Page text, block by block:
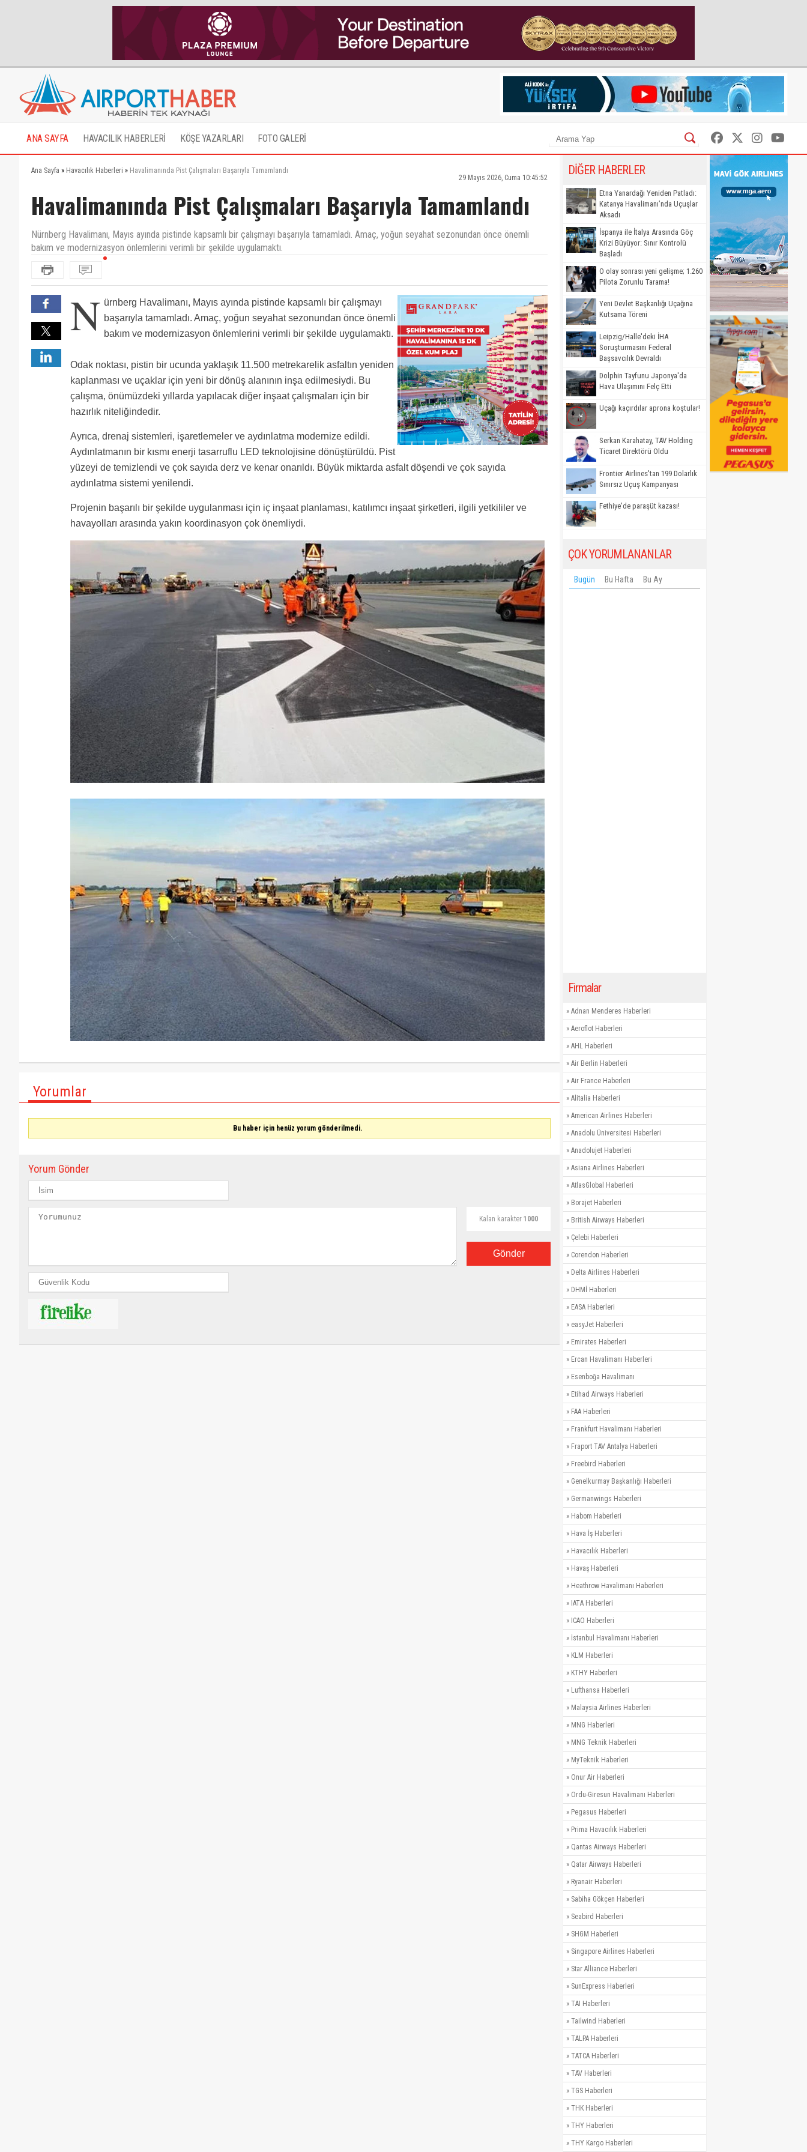
ANA SAYFA HAVACILIK HABERLERİ KÖŞE YAZARLARI FOTO GALERİ
Ana Sayfa » Havacılık Haberleri » Havalimanında Pist Çalışmaları Başarıyla Tamamlandı
29 Mayıs 2026, Cuma 10:45:52
Havalimanında Pist Çalışmaları Başarıyla Tamamlandı
Nürnberg Havalimanı, Mayıs ayında pistinde kapsamlı bir çalışmayı başarıyla tamamladı. Amaç, yoğun seyahat sezonundan önce önemli
bakım ve modernizasyon önlemlerini verimli bir şekilde uygulamaktı.
N ürnberg Havalimanı, Mayıs ayında pistinde kapsamlı bir çalışmayı
başarıyla tamamladı. Amaç, yoğun seyahat sezonundan önce önemli
bakım ve modernizasyon önlemlerini verimli bir şekilde uygulamaktı.
Odak noktası, pistin bir ucunda yaklaşık 11.500 metrekarelik asfaltın yeniden
kaplanması ve uçaklar için yeni bir dönüş alanının inşa edilmesiydi. Bu
çalışma, önümüzdeki yıllarda yapılacak diğer inşaat çalışmaları için bir
hazırlık niteliğindedir.
Ayrıca, drenaj sistemleri, işaretlemeler ve aydınlatma modernize edildi.
Aydınlatmanın bir kısmı enerji tasarruflu LED teknolojisine dönüştürüldü. Pist
yüzeyi de temizlendi ve çok sayıda derz ve kenar onarıldı. Büyük miktarda asfalt döşendi ve çok sayıda
aydınlatma sistemi yenilendi.
Projenin başarılı bir şekilde uygulanması için iç inşaat planlaması, katılımcı inşaat şirketleri, ilgili yetkililer ve
havayolları arasında yakın koordinasyon çok önemliydi.
Yorumlar
Bu haber için henüz yorum gönderilmedi.
Yorum Gönder
Kalan karakter 1000
Gönder
DİĞER HABERLER
Etna Yanardağı Yeniden Patladı:
Katanya Havalimanı’nda Uçuşlar
Aksadı
İspanya ile İtalya Arasında Göç
Krizi Büyüyor: Sınır Kontrolü
Başladı
O olay sonrası yeni gelişme; 1.260
Pilota Zorunlu Tarama!
Yeni Devlet Başkanlığı Uçağına
Kutsama Töreni
Leipzig/Halle'deki İHA
Soruşturmasını Federal
Başsavcılık Devraldı
Dolphin Tayfunu Japonya'da
Hava Ulaşımını Felç Etti
Uçağı kaçırdılar aprona koştular!
Serkan Karahatay, TAV Holding
Ticaret Direktörü Oldu
Frontier Airlines'tan 199 Dolarlık
Sınırsız Uçuş Kampanyası
Fethiye'de paraşüt kazası!
ÇOK YORUMLANANLAR
Bugün Bu Hafta Bu Ay
Firmalar
» Adnan Menderes Haberleri
» Aeroflot Haberleri
» AHL Haberleri
» Air Berlin Haberleri
» Air France Haberleri
» Alitalia Haberleri
» American Airlines Haberleri
» Anadolu Üniversitesi Haberleri
» Anadolujet Haberleri
» Asiana Airlines Haberleri
» AtlasGlobal Haberleri
» Borajet Haberleri
» British Airways Haberleri
» Çelebi Haberleri
» Corendon Haberleri
» Delta Airlines Haberleri
» DHMİ Haberleri
» EASA Haberleri
» easyJet Haberleri
» Emirates Haberleri
» Ercan Havalimanı Haberleri
» Esenboğa Havalimanı
» Etihad Airways Haberleri
» FAA Haberleri
» Frankfurt Havalimanı Haberleri
» Fraport TAV Antalya Haberleri
» Freebird Haberleri
» Genelkurmay Başkanlığı Haberleri
» Germanwings Haberleri
» Habom Haberleri
» Hava İş Haberleri
» Havacılık Haberleri
» Havaş Haberleri
» Heathrow Havalimanı Haberleri
» IATA Haberleri
» ICAO Haberleri
» İstanbul Havalimanı Haberleri
» KLM Haberleri
» KTHY Haberleri
» Lufthansa Haberleri
» Malaysia Airlines Haberleri
» MNG Haberleri
» MNG Teknik Haberleri
» MyTeknik Haberleri
» Onur Air Haberleri
» Ordu-Giresun Havalimanı Haberleri
» Pegasus Haberleri
» Prima Havacılık Haberleri
» Qantas Airways Haberleri
» Qatar Airways Haberleri
» Ryanair Haberleri
» Sabiha Gökçen Haberleri
» Seabird Haberleri
» SHGM Haberleri
» Singapore Airlines Haberleri
» Star Alliance Haberleri
» SunExpress Haberleri
» TAI Haberleri
» Tailwind Haberleri
» TALPA Haberleri
» TATCA Haberleri
» TAV Haberleri
» TGS Haberleri
» THK Haberleri
» THY Haberleri
» THY Kargo Haberleri